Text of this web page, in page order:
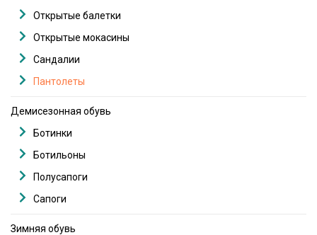
Открытые балетки
Открытые мокасины
Сандалии
Пантолеты
Демисезонная обувь
Ботинки
Ботильоны
Полусапоги
Сапоги
Зимняя обувь